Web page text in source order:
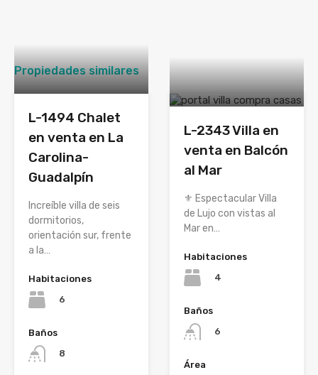
Propiedades similares
L-1494 Chalet
en venta en La
Carolina-
Guadalpín
Increíble villa de seis
dormitorios,
orientación sur, frente
a la…
Habitaciones
6
Baños
8
L-2343 Villa en
venta en Balcón
al Mar
⚜️ Espectacular Villa
de Lujo con vistas al
Mar en…
Habitaciones
4
Baños
6
Área